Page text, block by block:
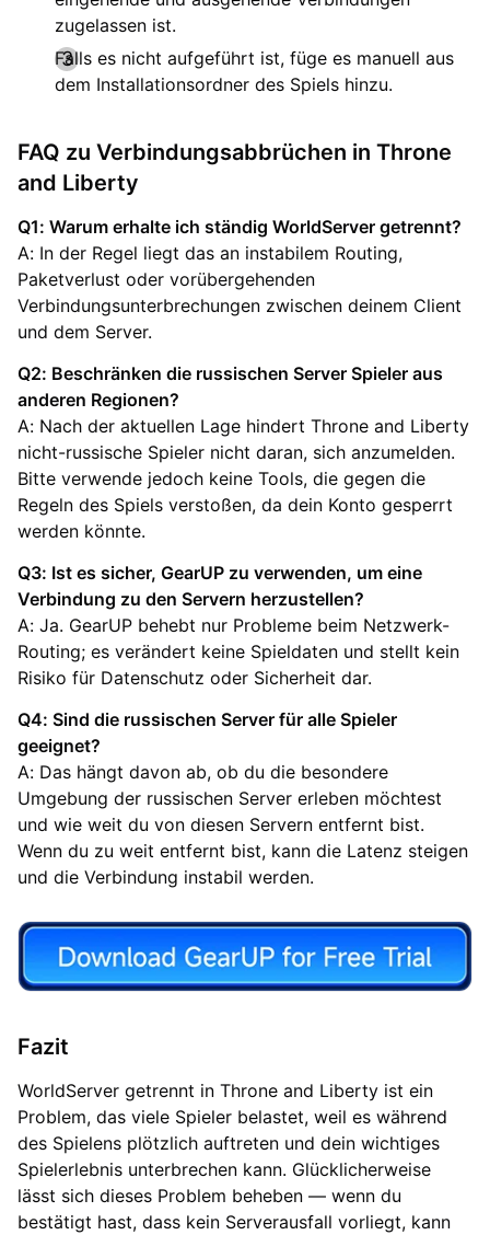
zugelassen ist.
Falls es nicht aufgeführt ist, füge es manuell aus
dem Installationsordner des Spiels hinzu.
FAQ zu Verbindungsabbrüchen in Throne
and Liberty
Q1: Warum erhalte ich ständig WorldServer getrennt?
A: In der Regel liegt das an instabilem Routing,
Paketverlust oder vorübergehenden
Verbindungsunterbrechungen zwischen deinem Client
und dem Server.
Q2: Beschränken die russischen Server Spieler aus
anderen Regionen?
A: Nach der aktuellen Lage hindert Throne and Liberty
nicht-russische Spieler nicht daran, sich anzumelden.
Bitte verwende jedoch keine Tools, die gegen die
Regeln des Spiels verstoßen, da dein Konto gesperrt
werden könnte.
Q3: Ist es sicher, GearUP zu verwenden, um eine
Verbindung zu den Servern herzustellen?
A: Ja. GearUP behebt nur Probleme beim Netzwerk-
Routing; es verändert keine Spieldaten und stellt kein
Risiko für Datenschutz oder Sicherheit dar.
Q4: Sind die russischen Server für alle Spieler
geeignet?
A: Das hängt davon ab, ob du die besondere
Umgebung der russischen Server erleben möchtest
und wie weit du von diesen Servern entfernt bist.
Wenn du zu weit entfernt bist, kann die Latenz steigen
und die Verbindung instabil werden.
Fazit
WorldServer getrennt in Throne and Liberty ist ein
Problem, das viele Spieler belastet, weil es während
des Spielens plötzlich auftreten und dein wichtiges
Spielerlebnis unterbrechen kann. Glücklicherweise
lässt sich dieses Problem beheben — wenn du
bestätigt hast, dass kein Serverausfall vorliegt, kann